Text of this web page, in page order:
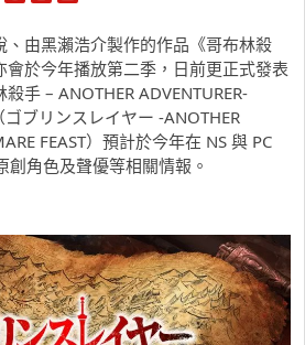
、由黑瀨浩介製作的作品《哥布林殺
於今年播放第二季，日前更正式發表
手 – ANOTHER ADVENTURER-
ゴブリンスレイヤー -ANOTHER
FEAST）預計於今年在 NS 與 PC
角色及聲優等相關情報。